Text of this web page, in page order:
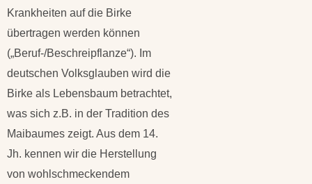
Krankheiten auf die Birke
übertragen werden können
(„Beruf-/Beschreipflanze“). Im
deutschen Volksglauben wird die
Birke als Lebensbaum betrachtet,
was sich z.B. in der Tradition des
Maibaumes zeigt. Aus dem 14.
Jh. kennen wir die Herstellung
von wohlschmeckendem